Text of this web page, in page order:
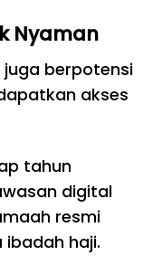
Nyaman
juga berpotensi
akses
tahun
digital
resmi
haji.